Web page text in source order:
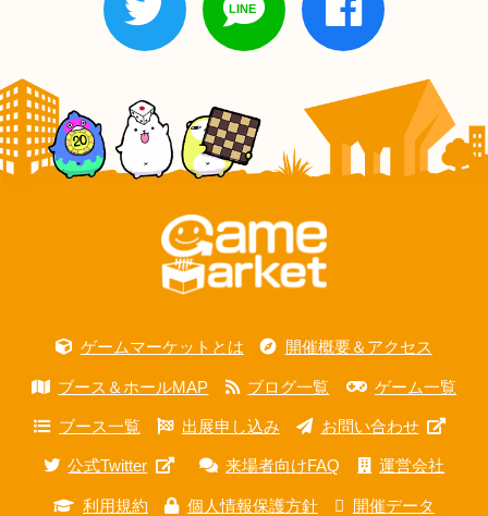
ゲームマーケットとは 開催概要＆アクセス
ブース＆ホールMAP ブログ一覧 ゲーム一覧
ブース一覧 出展申し込み お問い合わせ
公式Twitter 来場者向けFAQ 運営会社
利用規約 個人情報保護方針 開催データ